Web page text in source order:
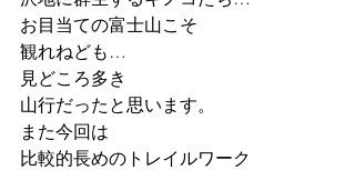
お目当ての富士山こそ
観れねども…
見どころ多き
山行だったと思います。
また今回は
比較的長めのトレイルワーク